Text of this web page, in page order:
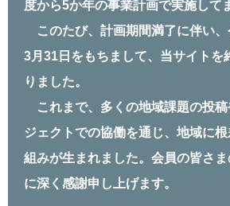
度から5か年の事業計画で実施して
このたび、計画期間満了に伴い
3⽉31⽇をもちまして、当サイトを
りました。
これまで、多くの地域課題の投稿
ジェクトでの協働を通じ、地域に
組みが⽣まれました。会員の皆さ
に深く感謝申し上げます。